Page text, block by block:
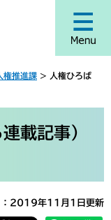
権推進課 >
人権ひろば
載記事）
：2019年11月1日更新